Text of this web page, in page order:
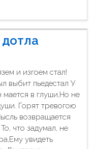
и изгоем стал!
выбит пьедестал У
в глуши,Но не
Горят тревогою
возвращается
что задумал, не
увидеть